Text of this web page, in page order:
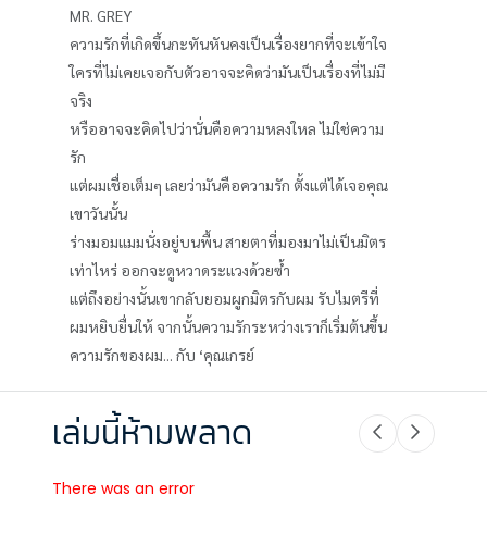
MR. GREY
ความรักที่เกิดขึ้นกะทันหันคงเป็นเรื่องยากที่จะเข้าใจ
ใครที่ไม่เคยเจอกับตัวอาจจะคิดว่ามันเป็นเรื่องที่ไม่มี
จริง
หรืออาจจะคิดไปว่านั่นคือความหลงใหล ไม่ใช่ความ
รัก
แต่ผมเชื่อเต็มๆ เลยว่ามันคือความรัก ตั้งแต่ได้เจอคุณ
เขาวันนั้น
ร่างมอมแมมนั่งอยู่บนพื้น สายตาที่มองมาไม่เป็นมิตร
เท่าไหร่ ออกจะดูหวาดระแวงด้วยซ้ำ
แต่ถึงอย่างนั้นเขากลับยอมผูกมิตรกับผม รับไมตรีที่
ผมหยิบยื่นให้ จากนั้นความรักระหว่างเราก็เริ่มต้นขึ้น
ความรักของผม... กับ ‘คุณเกรย์
เล่มนี้ห้ามพลาด
There was an error